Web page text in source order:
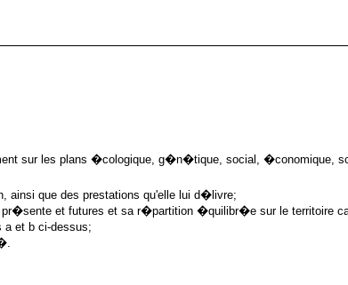
sur les plans �cologique, g�n�tique, social,
ainsi que des prestations qu'elle lui d�livre;
et futures et sa r�partition �quilibr�e sur le territoire
a et b ci-dessus;